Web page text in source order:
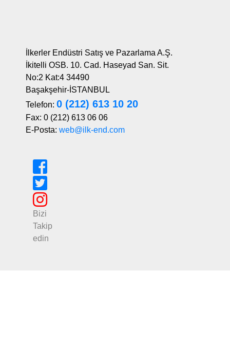
İlkerler Endüstri Satış ve Pazarlama A.Ş.
İkitelli OSB. 10. Cad. Haseyad San. Sit.
No:2 Kat:4 34490
Başakşehir-İSTANBUL
Telefon: 0 (212) 613 10 20
Fax: 0 (212) 613 06 06
E-Posta: web@ilk-end.com
Bizi
Takip
edin